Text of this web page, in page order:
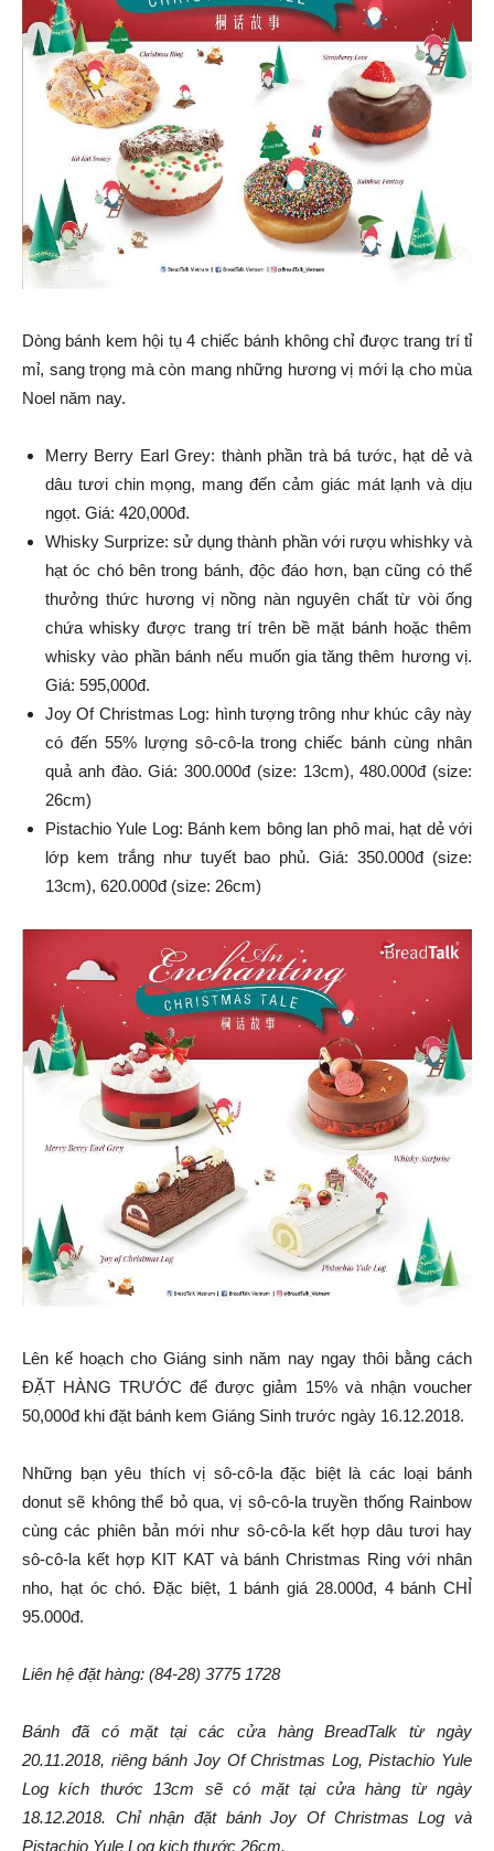
Dòng bánh kem hội tụ 4 chiếc bánh không chỉ được trang trí tỉ
mỉ, sang trọng mà còn mang những hương vị mới lạ cho mùa
Noel năm nay.
Merry Berry Earl Grey: thành phần trà bá tước, hạt dẻ và
dâu tươi chin mọng, mang đến cảm giác mát lạnh và dịu
ngọt. Giá: 420,000đ.
Whisky Surprize: sử dụng thành phần với rượu whishky và
hạt óc chó bên trong bánh, độc đáo hơn, bạn cũng có thể
thưởng thức hương vị nồng nàn nguyên chất từ vòi ống
chứa whisky được trang trí trên bề mặt bánh hoặc thêm
whisky vào phần bánh nếu muốn gia tăng thêm hương vị.
Giá: 595,000đ.
Joy Of Christmas Log: hình tượng trông như khúc cây này
có đến 55% lượng sô-cô-la trong chiếc bánh cùng nhân
quả anh đào. Giá: 300.000đ (size: 13cm), 480.000đ (size:
26cm)
Pistachio Yule Log: Bánh kem bông lan phô mai, hạt dẻ với
lớp kem trắng như tuyết bao phủ. Giá: 350.000đ (size:
13cm), 620.000đ (size: 26cm)
Lên kế hoạch cho Giáng sinh năm nay ngay thôi bằng cách
ĐẶT HÀNG TRƯỚC để được giảm 15% và nhận voucher
50,000đ khi đặt bánh kem Giáng Sinh trước ngày 16.12.2018.
Những bạn yêu thích vị sô-cô-la đặc biệt là các loại bánh
donut sẽ không thể bỏ qua, vị sô-cô-la truyền thống Rainbow
cùng các phiên bản mới như sô-cô-la kết hợp dâu tươi hay
sô-cô-la kết hợp KIT KAT và bánh Christmas Ring với nhân
nho, hạt óc chó. Đặc biệt, 1 bánh giá 28.000đ, 4 bánh CHỈ
95.000đ.
Liên hệ đặt hàng: (84-28) 3775 1728
Bánh đã có mặt tại các cửa hàng BreadTalk từ ngày
20.11.2018, riêng bánh Joy Of Christmas Log, Pistachio Yule
Log kích thước 13cm sẽ có mặt tại cửa hàng từ ngày
18.12.2018. Chỉ nhận đặt bánh Joy Of Christmas Log và
Pistachio Yule Log kich thước 26cm.